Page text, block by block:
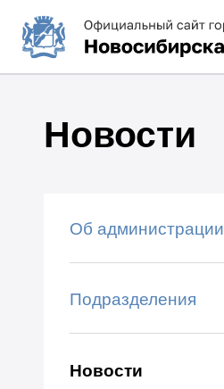
Новости
Об администрации
Подразделения
Новости